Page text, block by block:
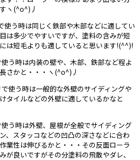
ヽ(^o^)丿
使う時は同じく鉄部や木部などに適してい
は多少でやすいですが、塗料の含みが短
は短毛よりも適していると思います!(^^)!
う時は内装の壁や、木部、鉄部など程よ
さかと・・・ヽ(^o^)丿
使う時は一般的な外壁のサイディングや
タイルなどの外壁に適しているかなと
う時は外壁、屋根が全般でサイディング
、スタッコなどの凹凸の深さなどに合わ
業性は伸びるかと・・・その反面ローラ
が良いですがその分塗料の飛散やダレ、